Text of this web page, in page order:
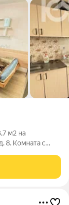
м2 на
8. Комната с
есть место